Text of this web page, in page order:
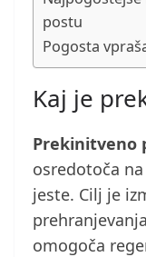
postu
Pogosta
Kaj je
Prekinitveno
osredotoča na
jeste. Cilj je
omogoča